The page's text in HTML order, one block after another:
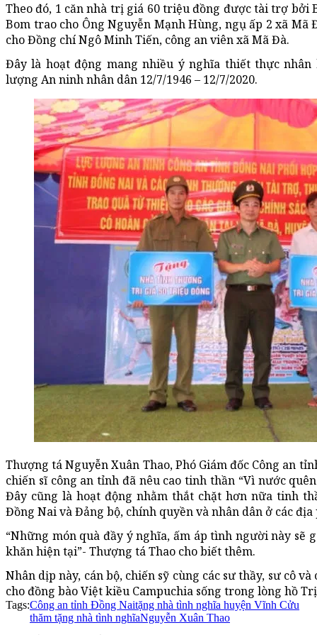
Theo đó, 1 căn nhà trị giá 60 triệu đồng được tài trợ bởi
Bom trao cho Ông Nguyễn Mạnh Hùng, ngụ ấp 2 xã
cho Đồng chí Ngô Minh Tiến, công an viên xã Mã Đà.
Đây là hoạt động mang nhiều ý nghĩa thiết thực
lượng An ninh nhân dân 12/7/1946 – 12/7/2020.
Thượng tá Nguyễn Xuân Thao, Phó Giám đốc Công an
chiến sĩ công an tỉnh đã nêu cao tinh thần “Vì nước
Đây cũng là hoạt động nhằm thắt chặt hơn nữa tinh
Đồng Nai và Đảng bộ, chính quyền và nhân dân ở các
“Những món quà đầy ý nghĩa, ấm áp tình người này sẽ
khăn hiện tại”- Thượng tá Thao cho biết thêm.
Nhân dịp này, cán bộ, chiến sỹ cùng các sư thầy, sư cô
cho đồng bào Việt kiều Campuchia sống trong lòng hồ
Tags:Công an tỉnh Đồng Naitặng nhà tình nghĩa huyện Vĩnh Cửu
thăm tặng nhà tình nghĩaNguyễn Xuân Thao